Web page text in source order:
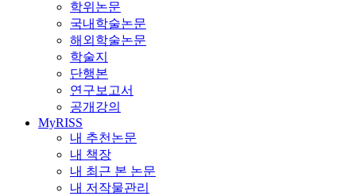
학위논문
국내학술논문
해외학술논문
학술지
단행본
연구보고서
공개강의
MyRISS
내 추천논문
내 책장
내 최근 본 논문
내 저작물관리